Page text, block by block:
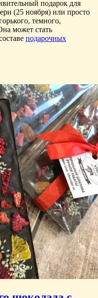
подарок для
(25 ноября) или просто
темного,
может стать
подарочных